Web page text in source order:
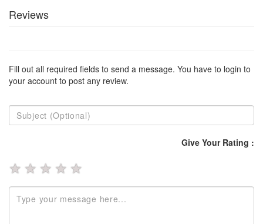
Reviews
Fill out all required fields to send a message. You have to login to
your account to post any review.
Give Your Rating :
★ ★ ★ ★ ★